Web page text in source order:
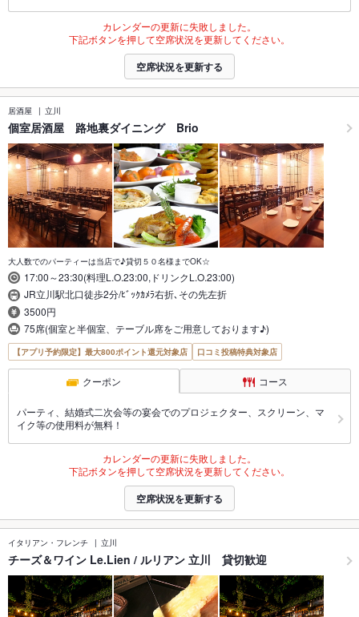
カレンダーの更新に失敗しました。
下記ボタンを押して空席状況を更新してください。
空席状況を更新する
居酒屋 立川
個室居酒屋 路地裏ダイニング Brio
大人数でのパーティーは当店で♪貸切５０名様までOK☆
17:00～23:30(料理L.O.23:00,ドリンクL.O.23:00)
JR立川駅北口徒歩2分/ﾋﾞｯｸｶﾒﾗ右折､その先左折
3500円
75席(個室と半個室、テーブル席をご用意しております♪)
【アプリ予約限定】最大800ポイント還元対象店 口コミ投稿特典対象店
クーポン コース
パーティ、結婚式二次会等の宴会でのプロジェクター、スクリーン、マ
イク等の使用料が無料！
カレンダーの更新に失敗しました。
下記ボタンを押して空席状況を更新してください。
空席状況を更新する
イタリアン・フレンチ 立川
チーズ＆ワイン Le.Lien / ルリアン 立川 貸切歓迎